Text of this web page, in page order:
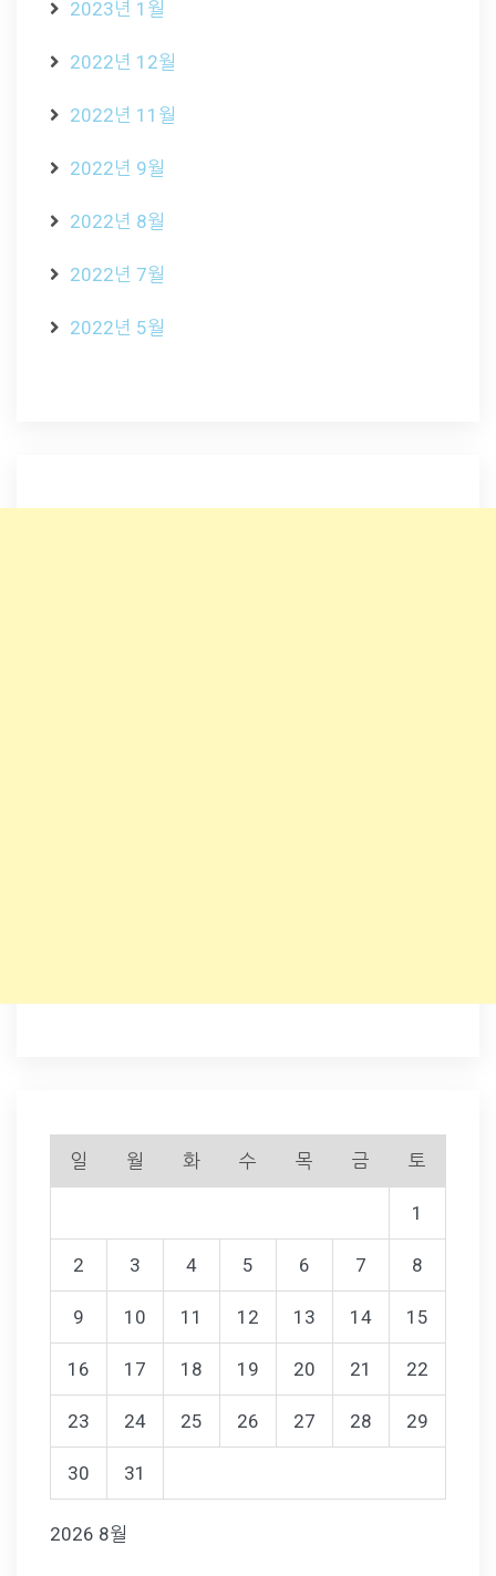
2023년 1월
2022년 12월
2022년 11월
2022년 9월
2022년 8월
2022년 7월
2022년 5월
2026 8월
일 월 화 수 목 금 토
1
2 3 4 5 6 7 8
9 10 11 12 13 14 15
16 17 18 19 20 21 22
23 24 25 26 27 28 29
30 31